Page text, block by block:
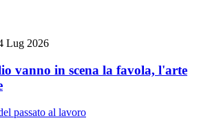
Lug 2026
vanno in scena la favola, l'arte